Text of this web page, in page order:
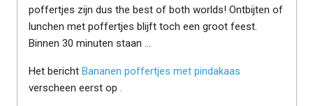
poffertjes zijn dus the best of both worlds! Ontbijten of
lunchen met poffertjes blijft toch een groot feest.
Binnen 30 minuten staan ...
Het bericht Bananen poffertjes met pindakaas
verscheen eerst op